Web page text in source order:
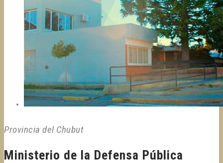
Provincia del Chubut
Ministerio de la Defensa Pública